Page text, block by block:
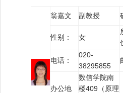
翁嘉文 副教授
性别： 女
电话：
020-
38295855
办公地
数信学院南
楼409（原理